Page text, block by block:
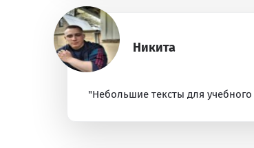
Никита
"Небольшие тексты для